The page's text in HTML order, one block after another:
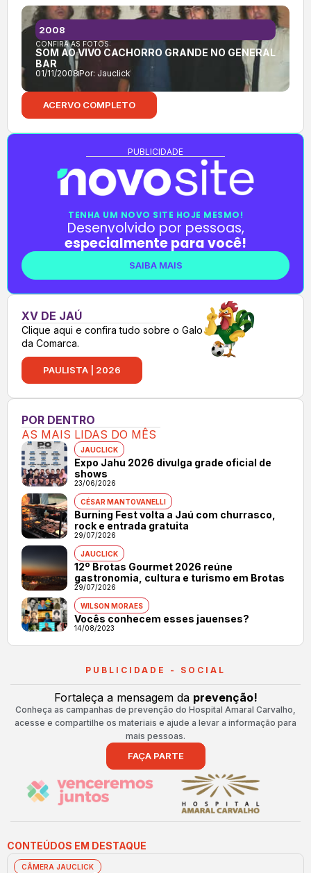
CONFIRA AS FOTOS:
SOM AO VIVO CACHORRO GRANDE NO GENERAL
BAR
01/11/2008Por: Jauclick
2008
ACERVO COMPLETO
PUBLICIDADE
TENHA UM NOVO SITE HOJE MESMO!
Desenvolvido por pessoas,
especialmente para você!
SAIBA MAIS
XV DE JAÚ
Clique aqui e confira tudo sobre o Galo
da Comarca.
PAULISTA | 2026
POR DENTRO
AS MAIS LIDAS DO MÊS
JAUCLICK
Expo Jahu 2026 divulga grade oficial de
shows
23/06/2026
CÉSAR MANTOVANELLI
Burning Fest volta a Jaú com churrasco,
rock e entrada gratuita
29/07/2026
JAUCLICK
12º Brotas Gourmet 2026 reúne
gastronomia, cultura e turismo em Brotas
29/07/2026
WILSON MORAES
Vocês conhecem esses jauenses?
14/08/2023
PUBLICIDADE - SOCIAL
Fortaleça a mensagem da prevenção!
Conheça as campanhas de prevenção do Hospital Amaral Carvalho,
acesse e compartilhe os materiais e ajude a levar a informação para
mais pessoas.
FAÇA PARTE
CONTEÚDOS EM DESTAQUE
CÂMERA JAUCLICK